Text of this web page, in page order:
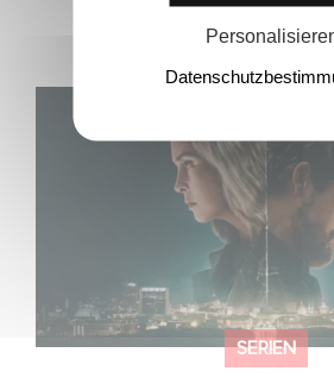
SERIEN
englischsprachigen Serien!